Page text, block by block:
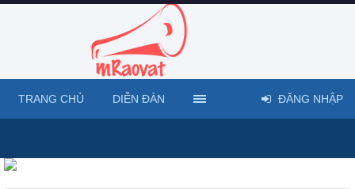
TRANG CHỦ DIỄN ĐÀN ĐĂNG NHẬP